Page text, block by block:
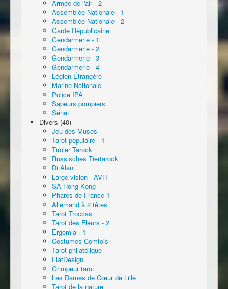
Armée de l'air - 2
Assemblée Nationale - 1
Assemblée Nationale - 2
Garde Républicaine
Gendarmerie - 1
Gendarmerie - 2
Gendarmerie - 3
Gendarmerie - 4
Légion Étrangère
Marine Nationale
Police IPA
Sapeurs pompiers
Sénat
Divers (40)
Jeu des Muses
Tarot populaire - 1
Tiroler Tarock
Russisches Tiertarock
Di Alan
Large vision - AVH
SA Hong Kong
Phares de France 1
Allemand à 2 têtes
Tarot Troccas
Tarot des Fleurs - 2
Ergomia - 1
Costumes Comtois
Tarot philatélique
FlatDesign
Grimpeur tarot
Les Dames de Cœur de Lille
Tarot de la nature